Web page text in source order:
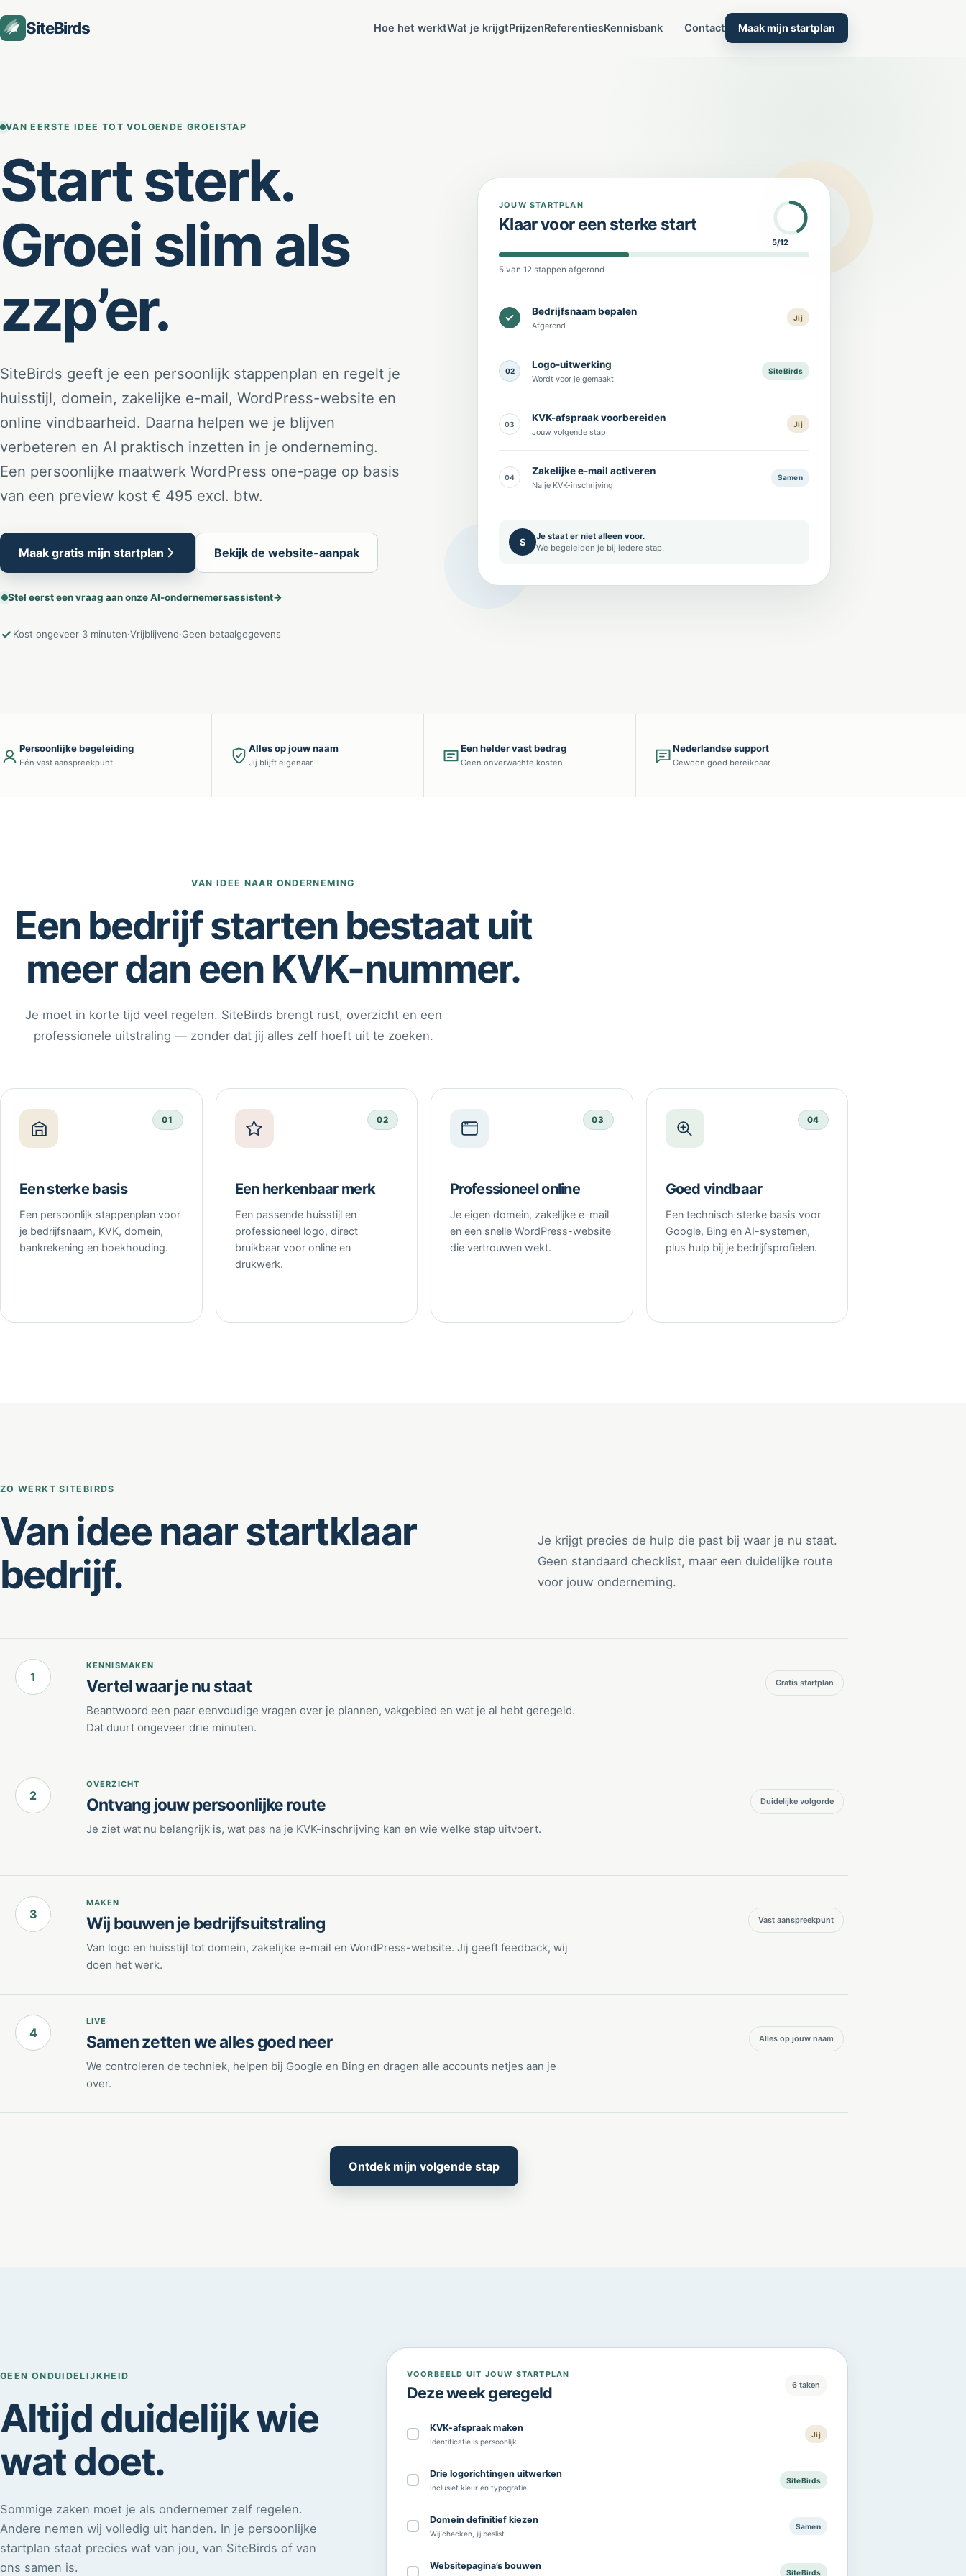
SiteBirds Hoe het werktWat je krijgtPrijzenReferentiesKennisbank Contact Maak mijn startplan
VAN EERSTE IDEE TOT VOLGENDE GROEISTAP
Start sterk.
Groei slim als
zzp’er.
SiteBirds geeft je een persoonlijk stappenplan en regelt je
huisstijl, domein, zakelijke e-mail, WordPress-website en
online vindbaarheid. Daarna helpen we je blijven
verbeteren en AI praktisch inzetten in je onderneming.
Een persoonlijke maatwerk WordPress one-page op basis
van een preview kost € 495 excl. btw.
Maak gratis mijn startplan Bekijk de website-aanpak
Stel eerst een vraag aan onze AI-ondernemersassistent→
Kost ongeveer 3 minuten·Vrijblijvend·Geen betaalgegevens
JOUW STARTPLAN
Klaar voor een sterke start
5/12
5 van 12 stappen afgerond
Bedrijfsnaam bepalen
Afgerond
Jij
02
Logo-uitwerking
Wordt voor je gemaakt
SiteBirds
03
KVK-afspraak voorbereiden
Jouw volgende stap
Jij
04
Zakelijke e-mail activeren
Na je KVK-inschrijving
Samen
S
Je staat er niet alleen voor.
We begeleiden je bij iedere stap.
Persoonlijke begeleiding
Eén vast aanspreekpunt
Alles op jouw naam
Jij blijft eigenaar
Een helder vast bedrag
Geen onverwachte kosten
Nederlandse support
Gewoon goed bereikbaar
VAN IDEE NAAR ONDERNEMING
Een bedrijf starten bestaat uit
meer dan een KVK-nummer.
Je moet in korte tijd veel regelen. SiteBirds brengt rust, overzicht en een
professionele uitstraling — zonder dat jij alles zelf hoeft uit te zoeken.
Een sterke basis
Een persoonlijk stappenplan voor
je bedrijfsnaam, KVK, domein,
bankrekening en boekhouding.
01
Een herkenbaar merk
Een passende huisstijl en
professioneel logo, direct
bruikbaar voor online en
drukwerk.
02
Professioneel online
Je eigen domein, zakelijke e-mail
en een snelle WordPress-website
die vertrouwen wekt.
03
Goed vindbaar
Een technisch sterke basis voor
Google, Bing en AI-systemen,
plus hulp bij je bedrijfsprofielen.
04
ZO WERKT SITEBIRDS
Van idee naar startklaar
bedrijf.
Je krijgt precies de hulp die past bij waar je nu staat.
Geen standaard checklist, maar een duidelijke route
voor jouw onderneming.
1
KENNISMAKEN
Vertel waar je nu staat
Beantwoord een paar eenvoudige vragen over je plannen, vakgebied en wat je al hebt geregeld.
Dat duurt ongeveer drie minuten.
Gratis startplan
2
OVERZICHT
Ontvang jouw persoonlijke route
Je ziet wat nu belangrijk is, wat pas na je KVK-inschrijving kan en wie welke stap uitvoert.
Duidelijke volgorde
3
MAKEN
Wij bouwen je bedrijfsuitstraling
Van logo en huisstijl tot domein, zakelijke e-mail en WordPress-website. Jij geeft feedback, wij
doen het werk.
Vast aanspreekpunt
4
LIVE
Samen zetten we alles goed neer
We controleren de techniek, helpen bij Google en Bing en dragen alle accounts netjes aan je
over.
Alles op jouw naam
Ontdek mijn volgende stap
GEEN ONDUIDELIJKHEID
Altijd duidelijk wie
wat doet.
Sommige zaken moet je als ondernemer zelf regelen.
Andere nemen wij volledig uit handen. In je persoonlijke
startplan staat precies wat van jou, van SiteBirds of van
ons samen is.
VOORBEELD UIT JOUW STARTPLAN
Deze week geregeld 6 taken
KVK-afspraak maken
Identificatie is persoonlijk
Jij
Drie logorichtingen uitwerken
Inclusief kleur en typografie
SiteBirds
Domein definitief kiezen
Wij checken, jij beslist
Samen
Websitepagina’s bouwen
SiteBirds